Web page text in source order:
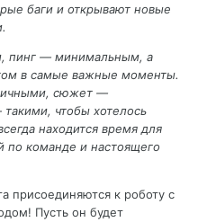
баги и открывают новые
пинг — минимальным, а
в самые важные моменты.
сюжет —
чтобы хотелось
находится время для
команде и настоящего
присоединяются к роботу с
Пусть он будет